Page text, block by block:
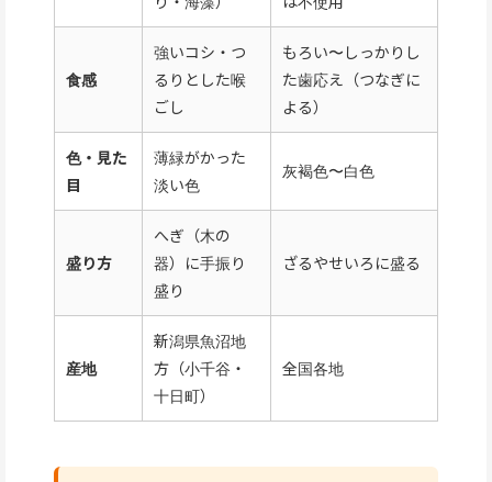
食感
強いコシ・つ
るりとした喉
ごし
もろい〜しっかりし
た歯応え（つなぎに
よる）
色・見た
目
薄緑がかった
淡い色
灰褐色〜白色
盛り方
へぎ（木の
器）に手振り
盛り
ざるやせいろに盛る
産地
新潟県魚沼地
方（小千谷・
十日町）
全国各地